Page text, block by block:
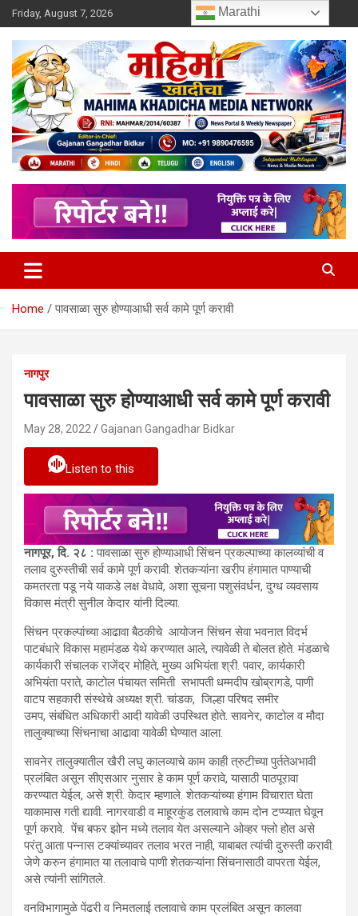
Skip
to
content
Friday, August 7, 2026
Mahimakhadicha
Home पावसाळा सुरु होण्याआधी सर्व कामे पूर्ण करावी
नागपुर
पावसाळा सुरु होण्याआधी सर्व कामे पूर्ण करावी
May 28, 2022 Gajanan Gangadhar Bidkar
Listen to this
नागपूर, दि. २८ : पावसाळा सुरु होण्याआधी सिंचन प्रकल्पाच्या कालव्यांची व
तलाव दुरुस्तीची सर्व कामे पूर्ण करावी. शेतकऱ्यांना खरीप हंगामात पाण्याची
कमतरता पडू नये याकडे लक्ष वेधावे, अशा सूचना पशुसंवर्धन, दुग्ध व्यवसाय
विकास मंत्री सुनील केदार यांनी दिल्या.
सिंचन प्रकल्पांच्या आढावा बैठकीचे आयोजन सिंचन सेवा भवनात विदर्भ
पाटबंधारे विकास महामंडळ येथे करण्यात आले, त्यावेळी ते बोलत होते. मंडळाचे
कार्यकारी संचालक राजेंद्र मोहिते, मुख्य अभियंता श्री. पवार, कार्यकारी
अभियंता पराते, काटोल पंचायत समिती सभापती धम्मदीप खोब्रागडे, पाणी
वाटप सहकारी संस्थेचे अध्यक्ष श्री. चांडक, जिल्हा परिषद समीर
उमप, संबंधित अधिकारी आदी यावेळी उपस्थित होते. सावनेर, काटोल व मौदा
तालुक्याच्या सिंचनाचा आढावा यावेळी घेण्यात आला.
सावनेर तालुक्यातील खैरी लघु कालव्याचे काम काही त्रुटीच्या पुर्ततेअभावी
प्रलंबित असून सीएसआर नुसार हे काम पूर्ण करावे, यासाठी पाठपूरावा
करण्यात येईल, असे श्री. केदार म्हणाले. शेतकऱ्यांच्या हंगाम विचारात घेता
याकामास गती द्यावी. नागरवाडी व माहूरकुंड तलावाचे काम दोन टप्प्यात घेवून
पूर्ण करावे. पेंच बफर झोन मध्ये तलाव येत असल्याने ओव्हर फ्लो होत असे
परंतु आता पन्नास टक्यांच्यावर तलाव भरत नाही, याबाबत त्यांची दुरुस्ती करावी.
जेणे करुन हंगामात या तलावाचे पाणी शेतकऱ्यांना सिंचनासाठी वापरता येईल,
असे त्यांनी सांगितले.
वनविभागामुळे पेंढरी व निमतलाई तलावाचे काम प्रलंबित असून कालवा
Marathi